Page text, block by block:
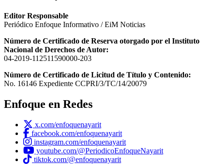
Editor Responsable
Periódico Enfoque Informativo / EiM Noticias
Número de Certificado de Reserva otorgado por el Instituto
Nacional de Derechos de Autor:
04-2019-112511590000-203
Número de Certificado de Licitud de Título y Contenido:
No. 16146 Expediente CCPRI/3/TC/14/20079
Enfoque en Redes
x.com/enfoquenayarit
facebook.com/enfoquenayarit
instagram.com/enfoquenayarit
youtube.com/@PeriodicoEnfoqueNayarit
tiktok.com/@enfoquenayarit